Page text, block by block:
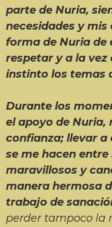
parte de Nuria,
necesidades y
forma de Nuria de
respetar y a la vez
instinto los temas
Durante los
el apoyo de Nuria,
confianza; llevar a
se me hacen
maravillosos y
manera hermosa
trabajo de
perder tampoco la